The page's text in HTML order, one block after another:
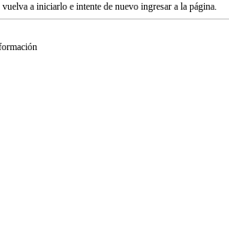
a iniciarlo e intente de nuevo ingresar a la página.